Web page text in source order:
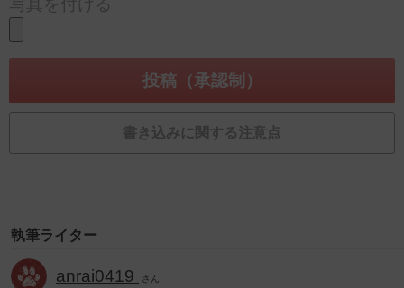
写真を付ける
書き込みに関する注意点
執筆ライター
anrai0419 さん